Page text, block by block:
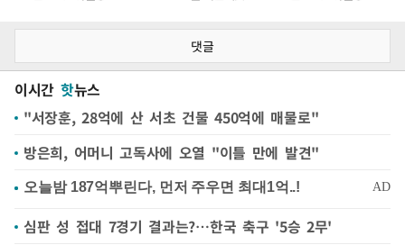
댓글
이시간 핫뉴스
"서장훈, 28억에 산 서초 건물 450억에 매물로"
방은희, 어머니 고독사에 오열 "이틀 만에 발견"
심판 성 접대 7경기 결과는?…한국 축구 '5승 2무'